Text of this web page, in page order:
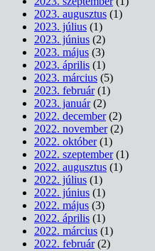
2023. augusztus (1)
2023. július (1)
2023. június (2)
2023. május (3)
2023. április (1)
2023. március (5)
2023. február(1)
2023. január(2)
2022. december(2)
2022. november(2)
2022. október(1)
2022. szeptember(1)
2022. augusztus (1)
2022. július (1)
2022. június (1)
2022. május (3)
2022. április (1)
2022. március (1)
2022. február(2)